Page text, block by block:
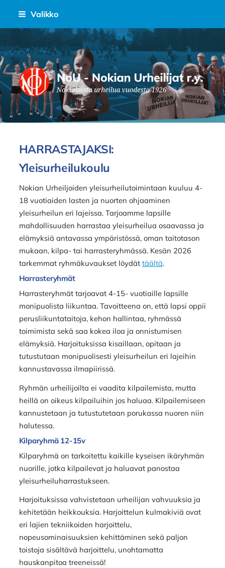
Siirry
sisältöön
Valikko
Nokian Urheilijat Ry.
HARRASTAJAKSI:
Yleisurheilukoulu
Nokian Urheiljoiden yleisurheilutoimintaan kuuluu 4-
18 vuotiaiden lasten ja nuorten ohjaaminen
yleisurheilun eri lajeissa. Tarjoamme lapsille
mahdollisuuden harrastaa yleisurheilua osaavassa ja
elämyksiä antavassa ympäristössä, oman taitotason
mukaan, kilpa- tai harrasteryhmässä. Kesän 2026
tarkemmat ryhmäkuvaukset löydät täältä.
Harrasteryhmät
Harrasteryhmät tarjoavat 4-15- vuotiaille lapsille
monipuolista liikuntaa. Tavoitteena on, että lapsi oppii
perusliikuntataitoja, kehon hallintaa, ryhmässä
toimimista sekä saa kokea iloa ja onnistumisen
elämyksiä. Harjoituksissa kisaillaan, opitaan ja
tutustutaan monipuolisesti yleisurheilun eri lajeihin
kannustavassa ilmapiirissä.
Ryhmän urheilijoilta ei vaadita kilpailemista, mutta
heillä on oikeus kilpailuihin jos haluaa. Kilpailemiseen
kannustetaan ja tutustutetaan porukassa nuoren niin
halutessa.
Kilparyhmä 12-15v
Kilparyhmä on tarkoitettu kaikille kyseisen ikäryhmän
nuorille, jotka kilpailevat ja haluavat panostaa
yleisurheiluharrastukseen.
Harjoituksissa vahvistetaan urheilijan vahvuuksia ja
kehitetään heikkouksia. Harjoittelun kulmakiviä ovat
eri lajien tekniikoiden harjoittelu,
nopeusominaisuuksien kehittäminen sekä paljon
toistoja sisältävä harjoittelu, unohtamatta
hauskanpitoa treeneissä!